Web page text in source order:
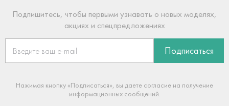
Подпишитесь, чтобы первыми узнавать о новых моделях,
акциях и спецпредложениях
Подписаться
Нажимая кнопку «Подписаться», вы даете согласие на получение
информационных сообщений.